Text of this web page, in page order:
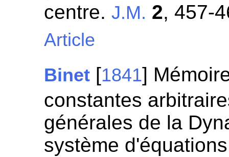
centre.J.M. 2, 457-
Article
Binet [1841]
constantes
générales de la
système